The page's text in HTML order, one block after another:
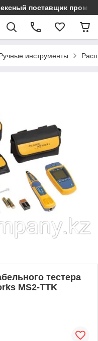
поставщик
инструменты
тестера
MS2-TTK